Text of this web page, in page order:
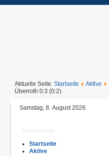
Aktuelle Seite: Startseite Aktive
Überroth 0:3 (0:2)
Samstag, 8. August 2026
Startseite
Aktive